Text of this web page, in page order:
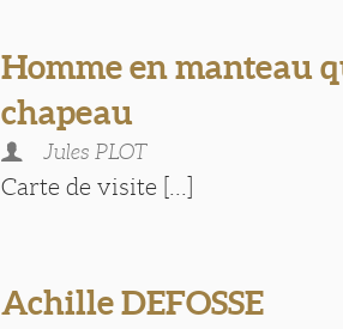
Homme en manteau
chapeau
Jules PLOT
Carte de visite [...]
Achille DEFOSSE